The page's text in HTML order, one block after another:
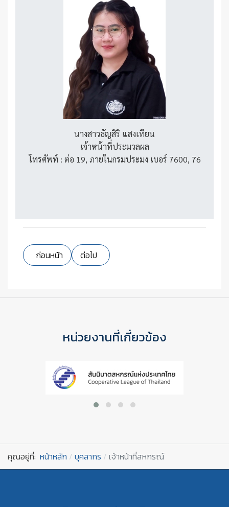
นางสาวธัญสิริ แสงเทียน
เจ้าหน้าที่ประมวลผล
โทรศัพท์ : ต่อ 19, ภายในกรมประมง เบอร์ 7600, 76
เนื้อหาก่อนหน้า: วัตถุประสงค์
ก่อนหน้า เนื้อหาถัดไป: ระเบียบสหกรณ์ออมทรัพย์กรมปร
ต่อไป
หน่วยงานที่เกี่ยวข้อง
คุณอยู่ที่: หน้าหลัก บุคลากร เจ้าหน้าที่สหกรณ์